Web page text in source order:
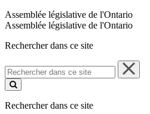
Assemblée législative de l'Ontario
Assemblée législative de l'Ontario
Rechercher dans ce site
Rechercher
dans
ce
Rechercher dans ce site